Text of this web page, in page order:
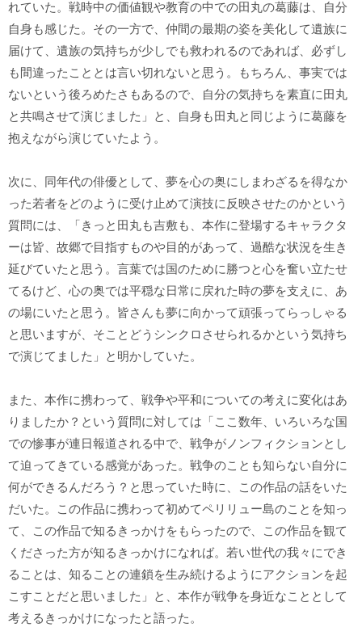
れていた。戦時中の価値観や教育の中での田丸の葛藤は、自分
自身も感じた。その一方で、仲間の最期の姿を美化して遺族に
届けて、遺族の気持ちが少しでも救われるのであれば、必ずし
も間違ったこととは言い切れないと思う。もちろん、事実では
ないという後ろめたさもあるので、自分の気持ちを素直に田丸
と共鳴させて演じました」と、自身も田丸と同じように葛藤を
抱えながら演じていたよう。
次に、同年代の俳優として、夢を心の奥にしまわざるを得なか
った若者をどのように受け止めて演技に反映させたのかという
質問には、「きっと田丸も吉敷も、本作に登場するキャラクタ
ーは皆、故郷で目指すものや目的があって、過酷な状況を生き
延びていたと思う。言葉では国のために勝つと心を奮い立たせ
てるけど、心の奥では平穏な日常に戻れた時の夢を支えに、あ
の場にいたと思う。皆さんも夢に向かって頑張ってらっしゃる
と思いますが、そことどうシンクロさせられるかという気持ち
で演じてました」と明かしていた。
また、本作に携わって、戦争や平和についての考えに変化はあ
りましたか？という質問に対しては「ここ数年、いろいろな国
での惨事が連日報道される中で、戦争がノンフィクションとし
て迫ってきている感覚があった。戦争のことも知らない自分に
何ができるんだろう？と思っていた時に、この作品の話をいた
だいた。この作品に携わって初めてペリリュー島のことを知っ
て、この作品で知るきっかけをもらったので、この作品を観て
くださった方が知るきっかけになれば。若い世代の我々にでき
ることは、知ることの連鎖を生み続けるようにアクションを起
こすことだと思いました」と、本作が戦争を身近なこととして
考えるきっかけになったと語った。